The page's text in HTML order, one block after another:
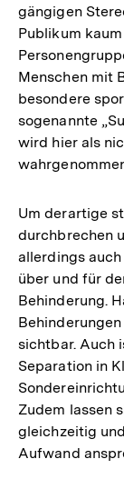
gängigen
Publikum
Menschen mit
besondere
sogenannte
wird hier als
Um derartige
durchbrechen
allerdings
über und für
Behinderung.
sichtbar. Auch
Separation in
Zudem lassen
gleichzeitig
Aufwand